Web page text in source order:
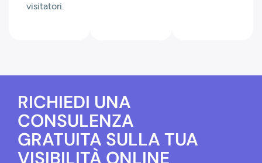
visitatori.
RICHIEDI UNA
CONSULENZA
GRATUITA SULLA TUA
VISIBILITÀ ONLINE